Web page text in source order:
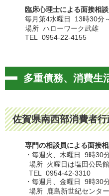
臨床心理士による面接相談
毎月第4水曜日 13時30分
場所 ハローワーク武雄
TEL 0954-22-4155
多重債務、消費生
佐賀県南西部消費者
専門の相談員による面接相
・毎週火、木曜日 9時30
場所 火曜日は塩田公民
TEL 0954-42-3310
・毎週月、金曜日 9時30
場所 鹿島新世紀センター